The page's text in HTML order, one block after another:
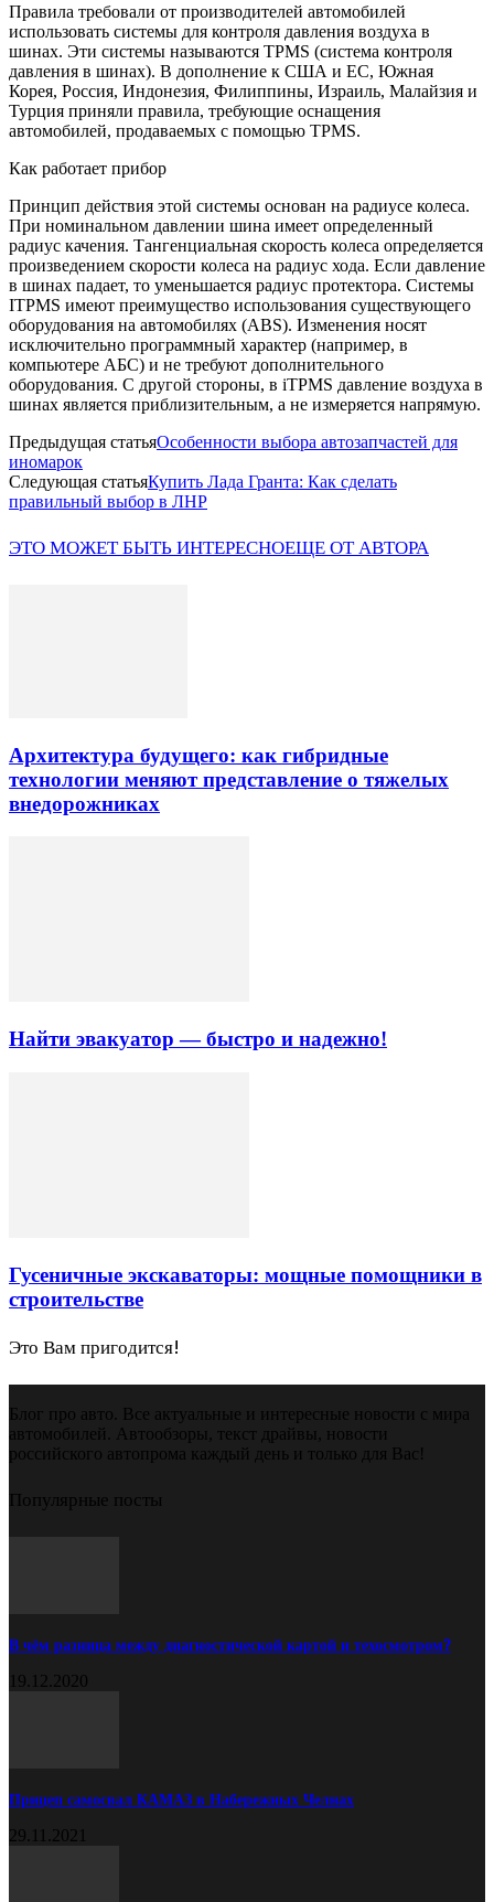
Правила требовали от производителей автомобилей
использовать системы для контроля давления воздуха в
шинах. Эти системы называются TPMS (система контроля
давления в шинах). В дополнение к США и ЕС, Южная
Корея, Россия, Индонезия, Филиппины, Израиль, Малайзия и
Турция приняли правила, требующие оснащения
автомобилей, продаваемых с помощью TPMS.
Как работает прибор
Принцип действия этой системы основан на радиусе колеса.
При номинальном давлении шина имеет определенный
радиус качения. Тангенциальная скорость колеса определяется
произведением скорости колеса на радиус хода. Если давление
в шинах падает, то уменьшается радиус протектора. Системы
ITPMS имеют преимущество использования существующего
оборудования на автомобилях (ABS). Изменения носят
исключительно программный характер (например, в
компьютере АБС) и не требуют дополнительного
оборудования. С другой стороны, в iTPMS давление воздуха в
шинах является приблизительным, а не измеряется напрямую.
Предыдущая статьяОсобенности выбора автозапчастей для
иномарок
Следующая статьяКупить Лада Гранта: Как сделать
правильный выбор в ЛНР
ЭТО МОЖЕТ БЫТЬ ИНТЕРЕСНОЕЩЕ ОТ АВТОРА
Архитектура будущего: как гибридные
технологии меняют представление о тяжелых
внедорожниках
Найти эвакуатор — быстро и надежно!
Гусеничные экскаваторы: мощные помощники в
строительстве
Это Вам пригодится!
Блог про авто. Все актуальные и интересные новости с мира
автомобилей. Автообзоры, текст драйвы, новости
российского автопрома каждый день и только для Вас!
Популярные посты
В чём разница между диагностической картой и техосмотром?
19.12.2020
Прицеп самосвал КАМАЗ в Набережных Челнах
29.11.2021